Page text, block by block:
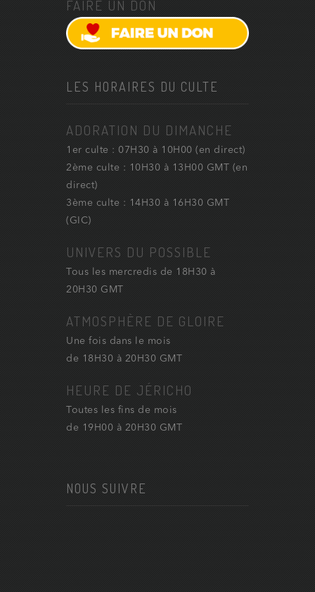
FAIRE UN DON
LES HORAIRES DU CULTE
ADORATION DU DIMANCHE
1er culte : 07H30 à 10H00 (en direct)
2ème culte : 10H30 à 13H00 GMT (en
direct)
3ème culte : 14H30 à 16H30 GMT
(GIC)
UNIVERS DU POSSIBLE
Tous les mercredis de 18H30 à
20H30 GMT
ATMOSPHÈRE DE GLOIRE
Une fois dans le mois
de 18H30 à 20H30 GMT
HEURE DE JÉRICHO
Toutes les fins de mois
de 19H00 à 20H30 GMT
NOUS SUIVRE